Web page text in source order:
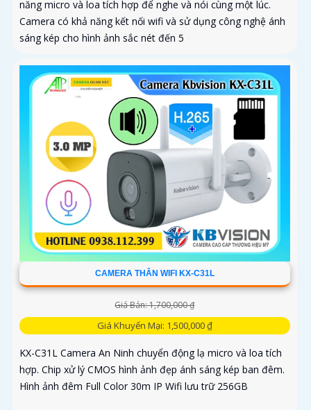
năng micro và loa tích hợp để nghe và nói cùng một lúc.
Camera có khả năng kết nối wifi và sử dụng công nghệ ánh
sáng kép cho hình ảnh sắc nét đến 5
CAMERA THÂN WIFI KX-C31L
Giá Bán: 1,700,000 ₫
Giá Khuyến Mại: 1,500,000 ₫
KX-C31L Camera An Ninh chuyển động lạ micro và loa tích
hợp. Chip xử lý CMOS hình ảnh đẹp ánh sáng kép ban đêm.
Hình ảnh đêm Full Color 30m IP Wifi lưu trữ 256GB